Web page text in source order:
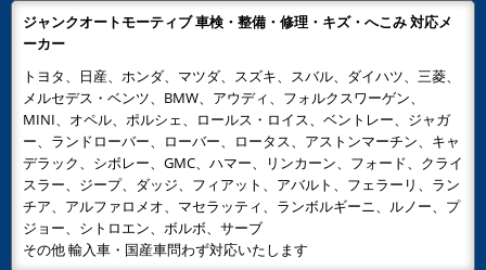
ジャンクオートモーティブ 車検・整備・修理・キズ・へこみ 対応メ
ーカー
トヨタ、日産、ホンダ、マツダ、スズキ、スバル、ダイハツ、三菱、
メルセデス・ベンツ、BMW、アウディ、フォルクスワーゲン、
MINI、オペル、ポルシェ、ロールス・ロイス、ベントレー、ジャガ
ー、ランドローバー、ローバー、ロータス、アストンマーチン、キャ
デラック、シボレー、GMC、ハマー、リンカーン、フォード、クライ
スラー、ジープ、ダッジ、フィアット、アバルト、フェラーリ、ラン
チア、アルファロメオ、マセラッティ、ランボルギーニ、ルノー、プ
ジョー、シトロエン、ボルボ、サーブ
その他 輸入車・国産車問わず対応いたします